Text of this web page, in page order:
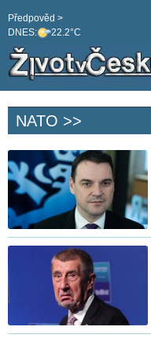
DNES: 22.2°C
Předpověd >
NATO >>